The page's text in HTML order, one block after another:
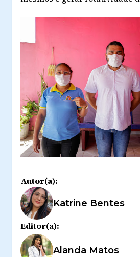
Autor(a):
Katrine Bentes
Editor(a):
Alanda Matos